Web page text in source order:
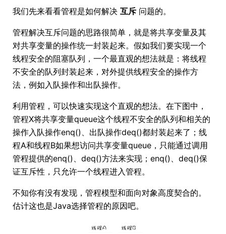
我们先来看看管程是如何解决 互斥 问题的。
管程解决互斥问题的思路很简单，就是将共享变量及其
对共享变量的操作统一封装起来。假如我们要实现一个
线程安全的阻塞队列，一个最直观的想法就是：将线程
不安全的队列封装起来，对外提供线程安全的操作方
法，例如入队操作和出队操作。
利用管程，可以快速实现这个直观的想法。在下图中，
管程X将共享变量queue这个线程不安全的队列和相关的
操作入队操作enq()、出队操作deq()都封装起来了；线
程A和线程B如果想访问共享变量queue，只能通过调用
管程提供的enq()、deq()方法来实现；enq()、deq()保
证互斥性，只允许一个线程进入管程。
不知你有没有发现，管程模型和面向对象高度契合的。
估计这也是Java选择管程的原因吧。